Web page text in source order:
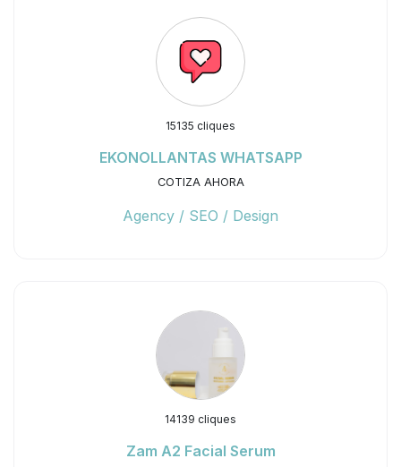
15135 cliques
EKONOLLANTAS WHATSAPP
COTIZA AHORA
Agency / SEO / Design
14139 cliques
Zam A2 Facial Serum